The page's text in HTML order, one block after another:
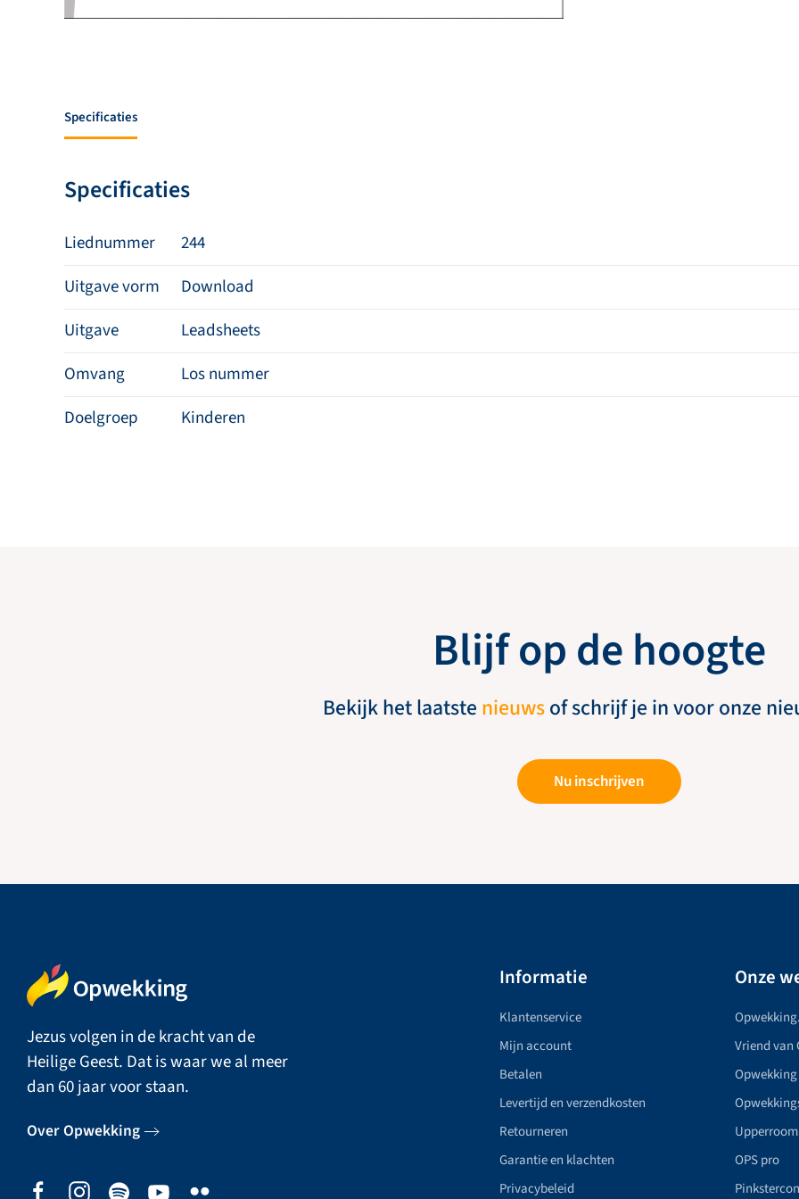
Specificaties
Specificaties
Liednummer
244
Uitgave vorm
Download
Uitgave
Leadsheets
Omvang
Los nummer
Doelgroep
Kinderen
Blijf op de hoogte
Bekijk het laatste nieuwsof schrijf je in voor onze
Nu inschrijven
Jezus volgen in de kracht van de
Heilige Geest. Dat is waar we al meer
dan 60 jaar voor staan.
Over Opwekking
Informatie
Klantenservice
Mijn account
Betalen
Levertijd en verzendkosten
Retourneren
Garantie en klachten
Privacybeleid
Onze
Vriend van
Upperroom
OPS pro